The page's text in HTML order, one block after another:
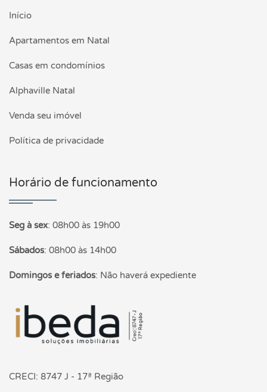
Início
Apartamentos em Natal
Casas em condomínios
Alphaville Natal
Venda seu imóvel
Política de privacidade
Horário de funcionamento
Seg à sex: 08h00 às 19h00
Sábados: 08h00 às 14h00
Domingos e feriados: Não haverá expediente
Página inicial
CRECI: 8747 J - 17ª Região